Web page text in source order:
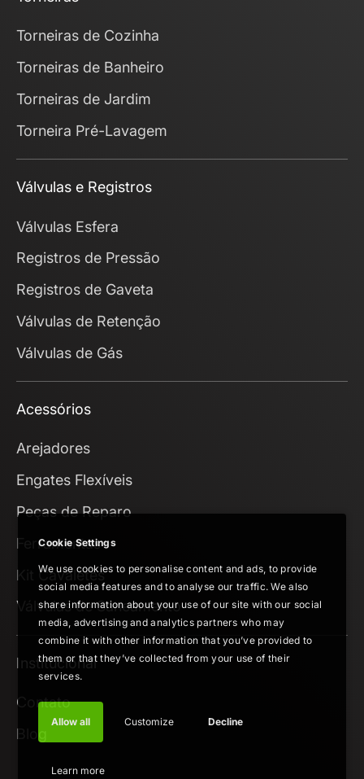
Torneiras de Cozinha
Torneiras de Banheiro
Torneiras de Jardim
Torneira Pré-Lavagem
Válvulas e Registros
Válvulas Esfera
Registros de Pressão
Registros de Gaveta
Válvulas de Retenção
Válvulas de Gás
Acessórios
Arejadores
Engates Flexíveis
Peças de Reparo
Ferramentas
Kit Cavaletes
Válvulas de Saneamento
Institucional
Contato
Blog
Cookie Settings
We use cookies to personalise content and ads, to provide
social media features and to analyse our traffic. We also
share information about your use of our site with our social
media, advertising and analytics partners who may
combine it with other information that you’ve provided to
them or that they’ve collected from your use of their
services.
Allow all Customize Decline
Learn more